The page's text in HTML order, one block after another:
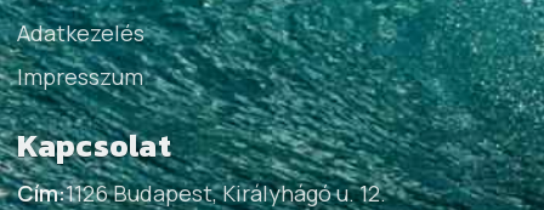
Adatkezelés
Impresszum
Kapcsolat
Cím:1126 Budapest, Királyhágó u. 12.